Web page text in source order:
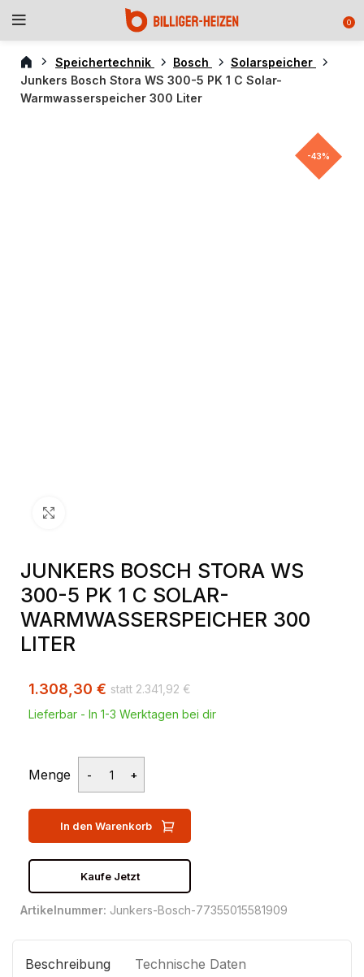
0
Speichertechnik Bosch
Solarspeicher
Junkers Bosch Stora WS 300-5 PK 1 C Solar-
Warmwasserspeicher 300 Liter
-43%
JUNKERS BOSCH STORA WS
300-5 PK 1 C SOLAR-
WARMWASSERSPEICHER 300
LITER
2.341,92 €
1.308,30 €
Lieferbar - In 1-3 Werktagen bei dir
Menge
In den Warenkorb
Kaufe Jetzt
Artikelnummer: Junkers-Bosch-77355015581909
Beschreibung Technische Daten